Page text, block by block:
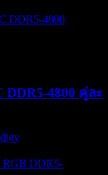
4800 คู่ละ